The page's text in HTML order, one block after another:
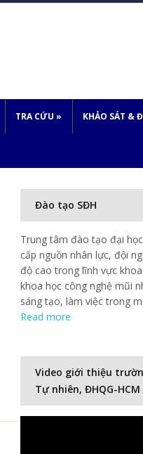
TRA CỨU » KHẢO SÁT &
Đào tạo SĐH
Trung tâm đào tạo đại
cấp nguồn nhân lực, đội
độ cao trong lĩnh vực
khoa học công nghệ mũi
sáng tạo, làm việc trong
Read more
Video giới thiệu
Tự nhiên, ĐHQG-HCM